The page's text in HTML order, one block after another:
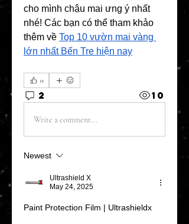
cho mình chậu mai ưng ý nhất
nhé! Các bạn có thể tham khảo
thêm về Top 10 vườn mai vàng
lớn nhất Bến Tre hiện nay
0
2 10
Write a comment...
Newest
Ultrashield X
May 24, 2025
Paint Protection Film | Ultrashieldx